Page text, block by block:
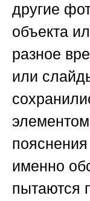
другие
объекта
разное
или
именно
пытаются